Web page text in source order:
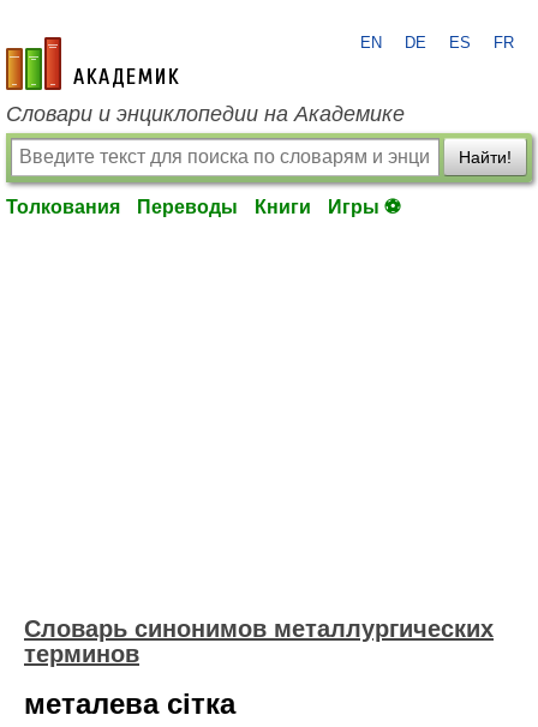
academic.ru
EN DE ES FR
Словари и энциклопедии на Академике
Найти!
Толкования Переводы Книги Игры ⚽
Словарь синонимов металлургических
терминов
металева сітка